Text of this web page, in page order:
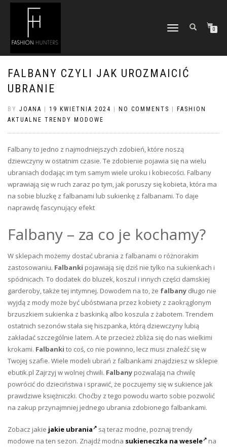
TOGGLE
0
FALBANY CZYLI JAK UROZMAICIĆ
UBRANIE
BY JOANA 19 KWIETNIA 2024 NO COMMENTS
FASHION
AKTUALNE TRENDY MODOWE
Falbany to jedno z najmodniejszych zdobień, które noszą
dziewczyny w ostatnim czasie. Te zdobienie pojawia się na wielu
ubraniach dodając im tym samym wiele uroku i kobiecości. Falbany
wprawiają się w ruch zaraz po tym, jak poruszy się kobieta, która ma
na sobie bluzkę z falbanami lub sukienkę z falbanami. To daje
naprawdę fascynujący efekt
Falbany – za co je kochamy?
W sklepach możemy dostać ubrania z falbanami o różnorakim
zastosowaniu. Falbanki pojawiają się dziś nie tylko na sukienkach i
spódnicach. To dodatek do bluzek, koszul i innych części damskiej
garderoby, także tej intymnej. Dowodem na to, że falbany długo nie
wyjdą z mody może być ubóstwiana przez kobiety z zaokrąglonym
brzuszkiem sukienka z baskinką albo koszula z żabotem. Trendem
ostatnich sezonów stała się hiszpanka, którą dziewczyny lubią
zakładać szczególnie latem. A te przecież zbliża się do nas wielkimi
krokami. Falbanki to coś, co nie powinno, lecz musi znaleźć się w
Twojej szafie. Wiele modeli ubrań z falbankami znajdziesz w sklepie
ebutik.pl Zajrzyj w wolnej chwili. Falbany pozwalają na chwilę
powrócić do dzieciństwa i sprawić, że poczujemy się w sukience jak
prawdziwe księżniczki. Choćby z tego powodu warto sobie pozwolić
na zakup przynajmniej jednego ubrania zdobionego falbankami.
Zobacz jakie jakie ubrania
są teraz modne, poznaj trendy
modowe na ten sezon. Znajdź modna sukieneczka na wesele
na